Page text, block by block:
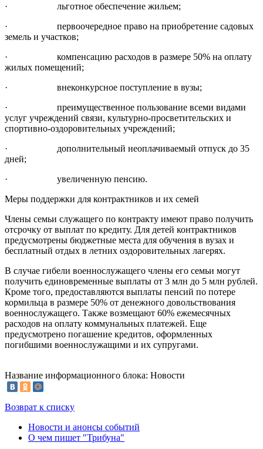
· льготное обеспечение жильем;
· первоочередное право на приобретение садовых
земель и участков;
· компенсацию расходов в размере 50% на оплату
жилых помещений;
· внеконкурсное поступление в вузы;
· преимущественное пользование всеми видами
услуг учреждений связи, культурно-просветительских и
спортивно-оздоровительных учреждений;
· дополнительный неоплачиваемый отпуск до 35
дней;
· увеличенную пенсию.
Меры поддержки для контрактников и их семей
Члены семьи служащего по контракту имеют право получить
отсрочку от выплат по кредиту. Для детей контрактников
предусмотрены бюджетные места для обучения в вузах и
бесплатный отдых в летних оздоровительных лагерях.
В случае гибели военнослужащего члены его семьи могут
получить единовременные выплаты от 3 млн до 5 млн рублей.
Кроме того, предоставляются выплаты пенсий по потере
кормильца в размере 50% от денежного довольствования
военнослужащего. Также возмещают 60% ежемесячных
расходов на оплату коммунальных платежей. Еще
предусмотрено погашение кредитов, оформленных
погибшими военнослужащими и их супругами.
Название информационного блока: Новости
Возврат к списку
Новости и анонсы событий
О чем пишет "Трибуна"